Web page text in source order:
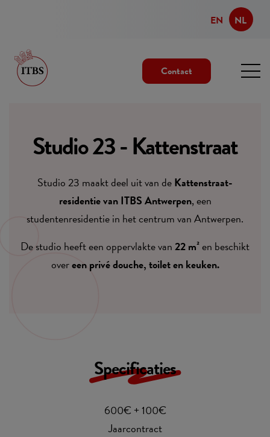
EN NL
Contact
Studio 23 - Kattenstraat
Studio 23 maakt deel uit van deKattenstraat-
residentie van ITBS Antwerpen, een
studentenresidentie in het centrum van Antwerpen.
De studio heeft een oppervlakte van22 m²en beschikt
overeen privé douche, toilet en keuken.
Specificaties
600€ + 100€
Jaarcontract